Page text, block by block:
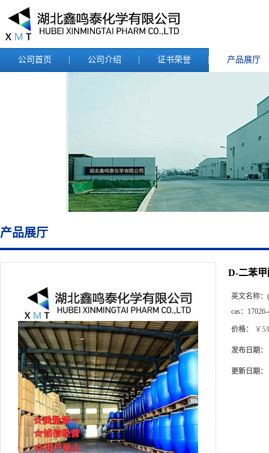
公司首页 公司介绍 证书荣誉 产品展厅
产品展厅
D-二苯
英文名称：
cas：
价格： ￥5/
发布日期：
更新日期：